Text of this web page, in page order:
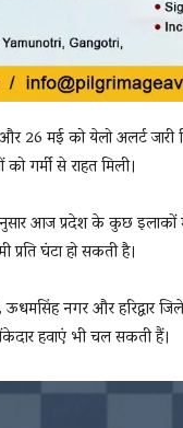
26 मई को येलो अलर्ट
गर्मी से राहत मिली।
आज प्रदेश के कुछ
घंटा हो सकती है।
नगर और हरिद्वार
हवाएं भी चल सकती हैं।